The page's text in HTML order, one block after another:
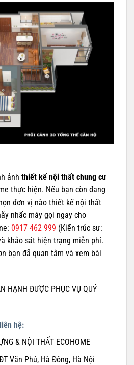
ảnh thiết kế nội thất chung cư
thực hiện. Nếu bạn còn đang
đơn vị nào thiết kế nội thất
nhấc máy gọi ngay cho
0917 462 999 (Kiến trúc sư:
khảo sát hiện trạng miễn phí.
bạn đã quan tâm và xem bài
HẠNH ĐƯỢC PHỤC VỤ QUÝ
hệ:
& NỘI THẤT ECOHOME
Văn Phú, Hà Đông, Hà Nội